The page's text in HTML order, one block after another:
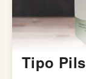
Tipo Pils